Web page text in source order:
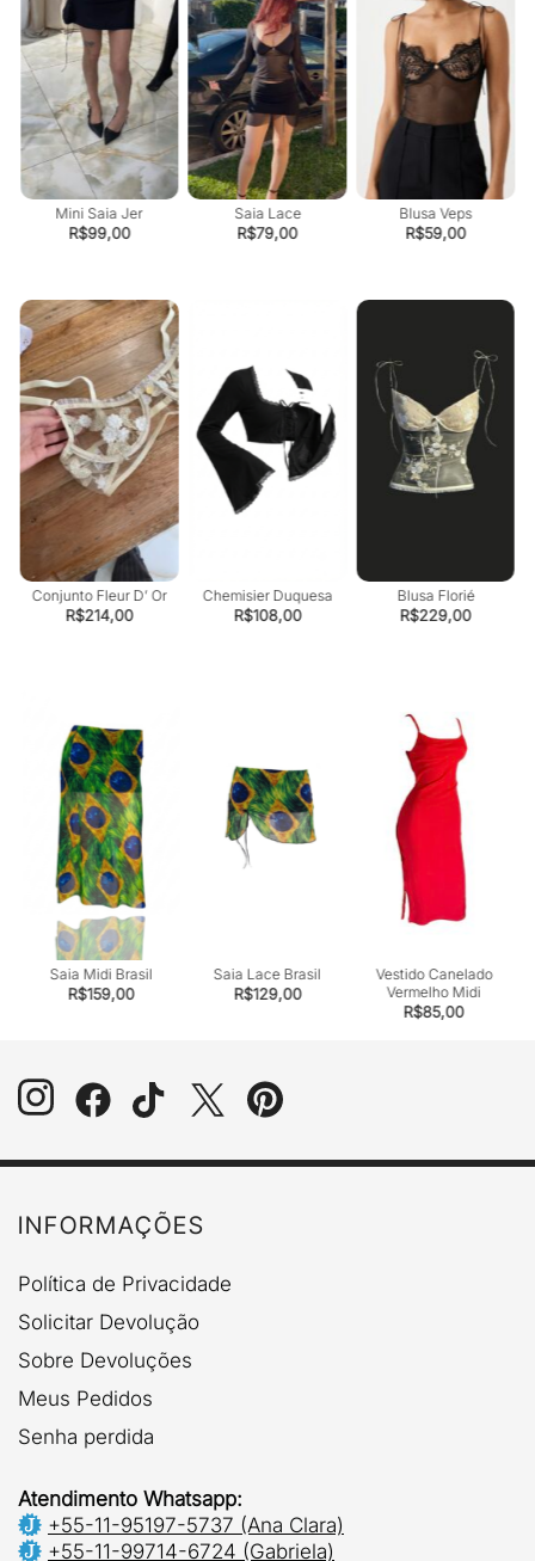
Mini Saia Jer
R$99,00
Saia Lace
R$79,00
Blusa Veps
R$59,00
Blusa Florié
R$229,00
Chemisier Duquesa
R$108,00
Conjunto Fleur D’ Or
R$214,00
Saia Midi Brasil
R$159,00
Saia Lace Brasil
R$129,00
Vestido Canelado
Vermelho Midi
R$85,00
INFORMAÇÕES
Política de Privacidade
Solicitar Devolução
Sobre Devoluções
Meus Pedidos
Senha perdida
Atendimento Whatsapp:
+55-11-95197-5737 (Ana Clara)
+55-11-99714-6724 (Gabriela)